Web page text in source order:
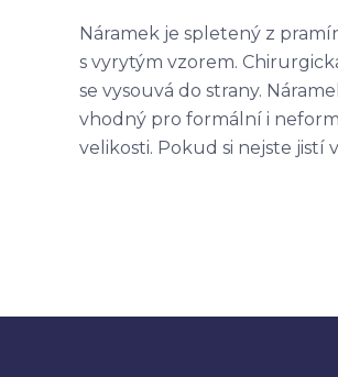
Náramek je spletený z
s vyrytým vzorem.
se vysouvá do strany.
vhodný pro formální i
velikosti. Pokud si nejste